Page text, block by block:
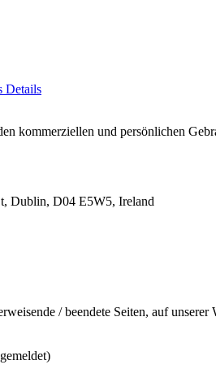
Details
kommerziellen und persönlichen
Dublin, D04 E5W5, Ireland
/ beendete Seiten, auf